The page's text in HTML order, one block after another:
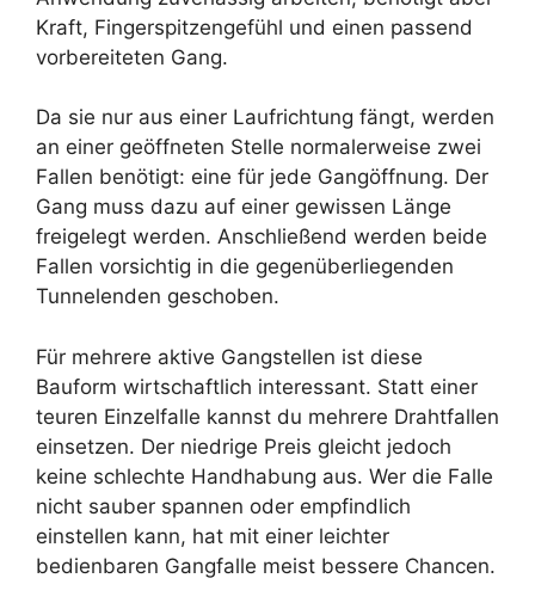
Kraft, Fingerspitzengefühl und einen passend
vorbereiteten Gang.
Da sie nur aus einer Laufrichtung fängt, werden
an einer geöffneten Stelle normalerweise zwei
Fallen benötigt: eine für jede Gangöffnung. Der
Gang muss dazu auf einer gewissen Länge
freigelegt werden. Anschließend werden beide
Fallen vorsichtig in die gegenüberliegenden
Tunnelenden geschoben.
Für mehrere aktive Gangstellen ist diese
Bauform wirtschaftlich interessant. Statt einer
teuren Einzelfalle kannst du mehrere Drahtfallen
einsetzen. Der niedrige Preis gleicht jedoch
keine schlechte Handhabung aus. Wer die Falle
nicht sauber spannen oder empfindlich
einstellen kann, hat mit einer leichter
bedienbaren Gangfalle meist bessere Chancen.